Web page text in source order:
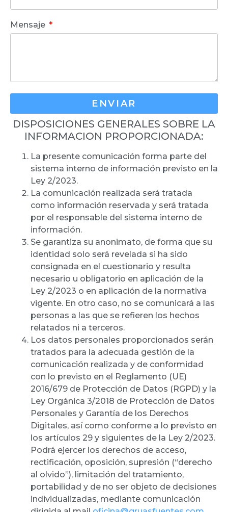
Mensaje
ENVIAR
DISPOSICIONES GENERALES SOBRE LA
INFORMACION PROPORCIONADA:
La presente comunicación forma parte del
sistema interno de información previsto en la
Ley 2/2023.
La comunicación realizada será tratada
como información reservada y será tratada
por el responsable del sistema interno de
información.
Se garantiza su anonimato, de forma que su
identidad solo será revelada si ha sido
consignada en el cuestionario y resulta
necesario u obligatorio en aplicación de la
Ley 2/2023 o en aplicación de la normativa
vigente. En otro caso, no se comunicará a las
personas a las que se refieren los hechos
relatados ni a terceros.
Los datos personales proporcionados serán
tratados para la adecuada gestión de la
comunicación realizada y de conformidad
con lo previsto en el Reglamento (UE)
2016/679 de Protección de Datos (RGPD) y la
Ley Orgánica 3/2018 de Protección de Datos
Personales y Garantía de los Derechos
Digitales, así como conforme a lo previsto en
los artículos 29 y siguientes de la Ley 2/2023.
Podrá ejercer los derechos de acceso,
rectificación, oposición, supresión (“derecho
al olvido”), limitación del tratamiento,
portabilidad y de no ser objeto de decisiones
individualizadas, mediante comunicación